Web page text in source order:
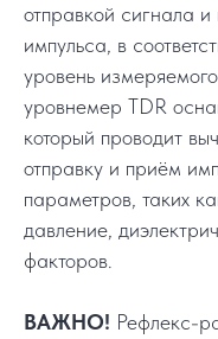
отправкой сигнала
импульса, в
уровень
уровнемер TDR
который проводит
отправку и приём
параметров, таких
давление,
факторов.
ВАЖНО! Рефлекс-